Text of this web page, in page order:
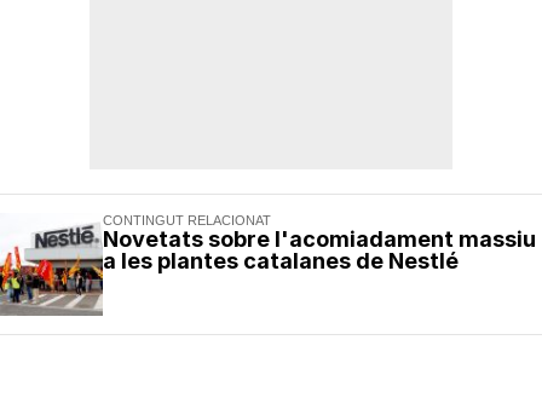
CONTINGUT RELACIONAT
Novetats sobre l'acomiadament massiu
a les plantes catalanes de Nestlé